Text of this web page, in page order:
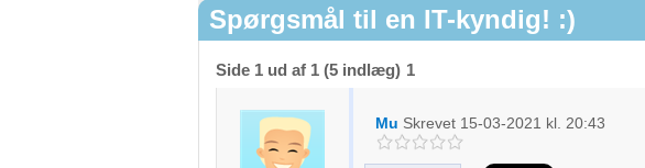
Spørgsmål til en IT-kyndig! :)
Side 1 ud af 1 (5 indlæg) 1
Mu Skrevet 15-03-2021 kl. 20:43